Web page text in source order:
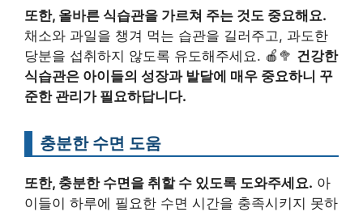
또한, 올바른 식습관을 가르쳐 주는 것도 중요해요.
채소와 과일을 챙겨 먹는 습관을 길러주고, 과도한
당분을 섭취하지 않도록 유도해주세요. 🍎🥦 건강한
식습관은 아이들의 성장과 발달에 매우 중요하니 꾸
준한 관리가 필요하답니다.
충분한 수면 도움
또한, 충분한 수면을 취할 수 있도록 도와주세요. 아
이들이 하루에 필요한 수면 시간을 충족시키지 못하